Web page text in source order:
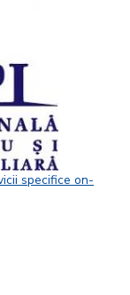
specifice on-